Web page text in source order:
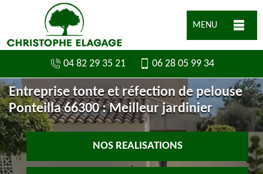
MENU
04 82 29 35 21 06 28 05 99 34
Entreprise tonte et réfection de pelouse
Ponteilla 66300 : Meilleur jardinier
NOS REALISATIONS